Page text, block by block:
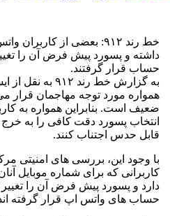
خط رند ۹۱۲: بعضی از کاربران
و پسورد پیش فرض آن را تغییر
گرفتند.
به گزارش خط رند ۹۱۲ به نقل
مورد توجه مهاجمان قرار می
است. بنابراین همواره به
پسورد دقت کافی را به خرج دهند و
حدس اجتناب کنند.
این، بررسی های امنیتی مرکز
که برای شماره موبایل آنان،
و پسورد پیش فرض آن را تغییر
های واتس اپ قرار گرفته اند.